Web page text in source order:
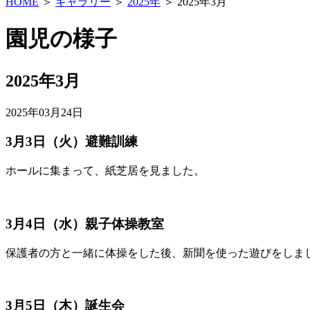
園児の様子
2025年3月
2025年03月24日
3月3日（火）避難訓練
ホールに集まって、紙芝居を見ました。
3月4日（水）親子体操教室
保護者の方と一緒に体操をした後、新聞を使った遊びをしま
3月5日（木）誕生会